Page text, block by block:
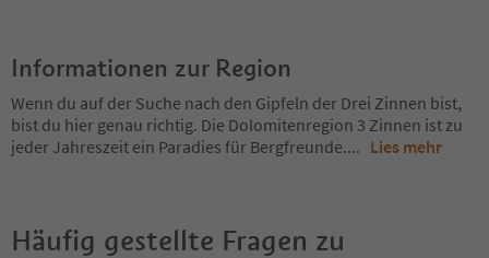
Informationen zur Region
Wenn du auf der Suche nach den Gipfeln der Drei Zinnen bist,
bist du hier genau richtig. Die Dolomitenregion 3 Zinnen ist zu
jeder Jahreszeit ein Paradies für Bergfreunde.... Lies mehr
Häufig gestellte Fragen zu